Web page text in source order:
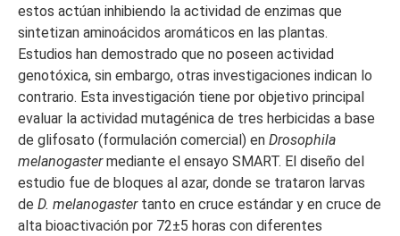
estos actúan inhibiendo la actividad de enzimas que
sintetizan aminoácidos aromáticos en las plantas.
Estudios han demostrado que no poseen actividad
genotóxica, sin embargo, otras investigaciones indican lo
contrario. Esta investigación tiene por objetivo principal
evaluar la actividad mutagénica de tres herbicidas a base
de glifosato (formulación comercial) en Drosophila
melanogastermediante el ensayo SMART. El diseño del
estudio fue de bloques al azar, donde se trataron larvas
de D. melanogastertanto en cruce estándar y en cruce de
alta bioactivación por 72±5 horas con diferentes